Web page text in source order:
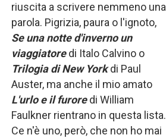
riuscita a scrivere nemmeno una
parola. Pigrizia, paura o l'ignoto,
Se una notte d'inverno un
viaggiatoredi Italo Calvino o
Trilogia di New Yorkdi Paul
Auster, ma anche il mio amato
L'urlo e il furoredi William
Faulkner rientrano in questa lista.
Ce n'è uno, però, che non ho mai